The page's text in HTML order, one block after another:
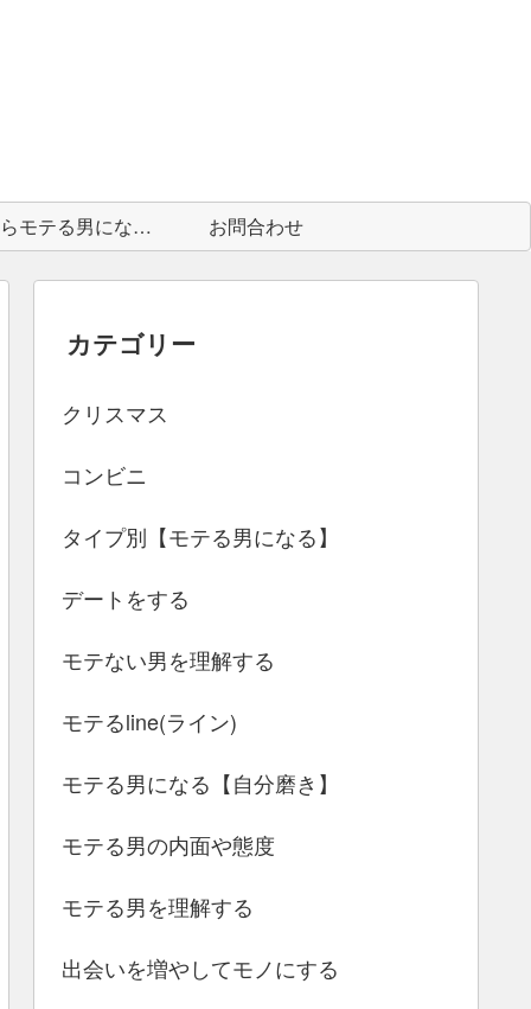
中身からモテる男になる為に お問合わせ
カテゴリー
クリスマス
コンビニ
タイプ別【モテる男になる】
デートをする
モテない男を理解する
モテるline(ライン)
モテる男になる【自分磨き】
モテる男の内面や態度
モテる男を理解する
出会いを増やしてモノにする